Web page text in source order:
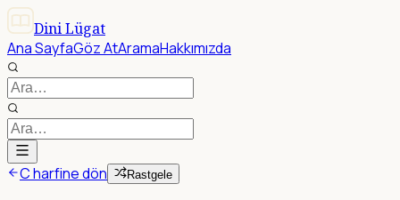
Dini Lügat
Ana SayfaGöz AtAramaHakkımızda
C harfine dön Rastgele